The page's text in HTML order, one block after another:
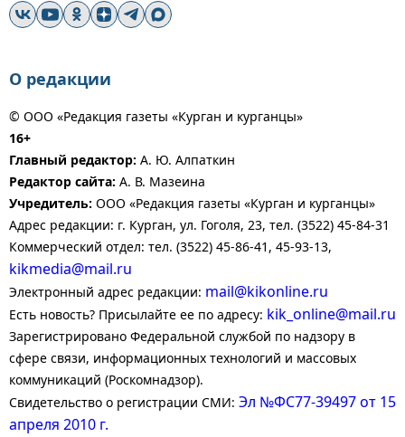
О редакции
© ООО «Редакция газеты «Курган и курганцы»
16+
Главный редактор: А. Ю. Алпаткин
Редактор сайта: А. В. Мазеина
Учредитель: ООО «Редакция газеты «Курган и курганцы»
Адрес редакции: г. Курган, ул. Гоголя, 23, тел. (3522) 45-84-31
Коммерческий отдел: тел. (3522) 45-86-41, 45-93-13,
kikmedia@mail.ru
Электронный адрес редакции: mail@kikonline.ru
Есть новость? Присылайте ее по адресу: kik_online@mail.ru
Зарегистрировано Федеральной службой по надзору в
сфере связи, информационных технологий и массовых
коммуникаций (Роскомнадзор).
Свидетельство о регистрации СМИ: Эл №ФС77-39497 от 15
апреля 2010 г.